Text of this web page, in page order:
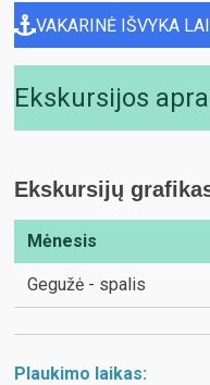
VAKARINĖ IŠVYKA
Ekskursijos
Ekskursijų
Mėnesis
Gegužė - spalis
Plaukimo laikas: